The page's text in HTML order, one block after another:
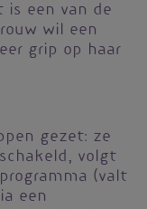
is een van de
wil een
grip op haar
gezet: ze
volgt
(valt
een